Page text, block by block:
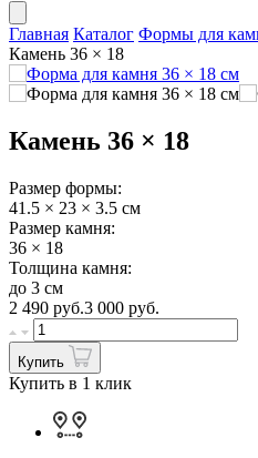
Главная Каталог Формы для
Камень 36 × 18
Камень 36 × 18
Размер формы:
41.5 × 23 × 3.5 см
Размер камня:
36 × 18
Толщина камня:
до 3 см
2 490 руб.3 000 руб.
Купить
Купить в 1 клик